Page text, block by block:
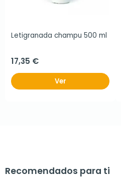
Letigranada champu 500 ml
17,35 €
Ver
Recomendados para ti